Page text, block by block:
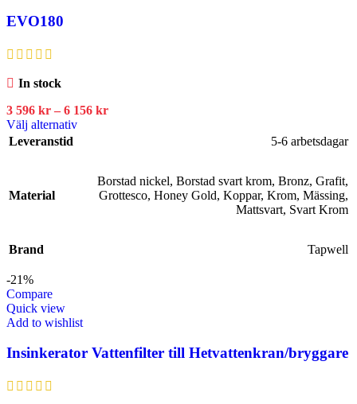
EVO180
In stock
3 596 kr – 6 156 kr
Välj alternativ
Leveranstid
5-6 arbetsdagar
Material
Borstad nickel, Borstad svart krom, Bronz, Grafit,
Grottesco, Honey Gold, Koppar, Krom, Mässing,
Mattsvart, Svart Krom
Brand Tapwell
-21%
Compare
Quick view
Add to wishlist
Insinkerator Vattenfilter till Hetvattenkran/bryggare